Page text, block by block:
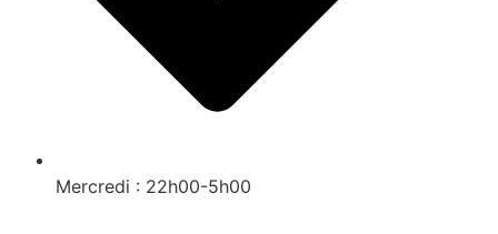
Mercredi : 22h00-5h00